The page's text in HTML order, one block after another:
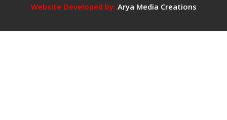
वायरल,
Website Developed by: Arya Media Creations